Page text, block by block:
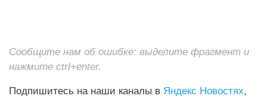
Сообщите нам об ошибке: выделите фрагмент и
нажмите ctrl+enter.
Подпишитесь на наши каналы в Яндекс Новостях,